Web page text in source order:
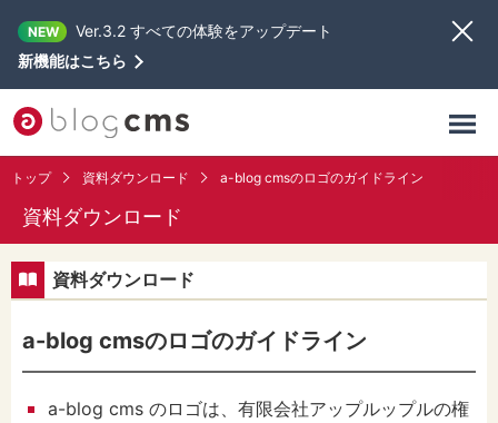
NEW
Ver.3.2 すべての体験をアップデート
新機能はこちら
トップ 資料ダウンロード a-blog cmsのロゴのガイドライン
資料ダウンロード
資料ダウンロード
a-blog cmsのロゴのガイドライン
a-blog cms のロゴは、有限会社アップルップルの権